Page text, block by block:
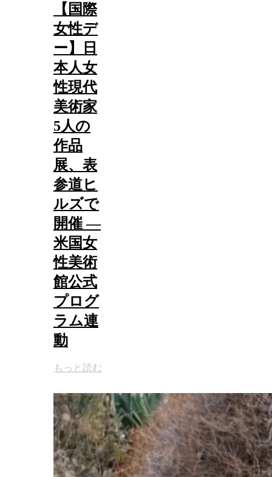
【国際
女性デ
ー】日
本人女
性現代
美術家
5人の
作品
展、表
参道ヒ
ルズで
開催 ―
米国女
性美術
館公式
プログ
ラム連
動
もっと読む